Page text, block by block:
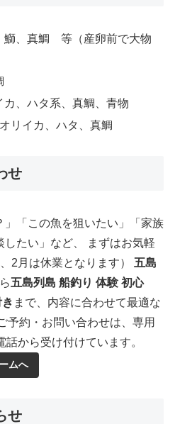
、真鯛 等（産卵前で大物
、ハタ系、真鯛、青物
リイカ、ハタ、真鯛
せ
」「この魚を狙いたい」「家族
たい」など、 まずはお気軽
2月は休業となります） 五島
五島列島 船釣り 体験 初心
まで、内容に合わせて最適な
予約・お問い合わせは、専用
から受け付けています。
ムへ
せ